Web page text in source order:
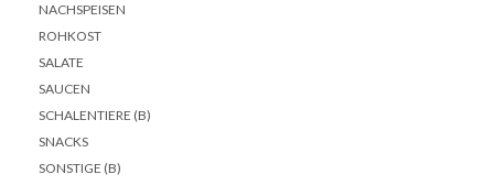
NACHSPEISEN
ROHKOST
SALATE
SAUCEN
SCHALENTIERE (B)
SNACKS
SONSTIGE (B)